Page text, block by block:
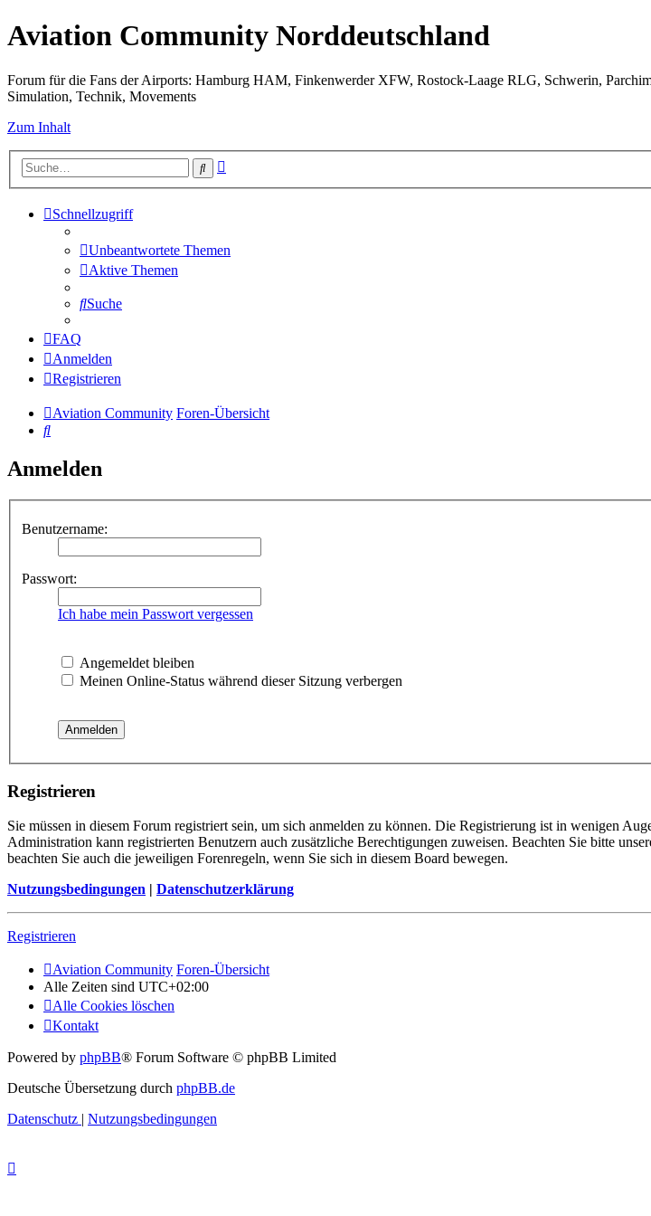
Aviation Community Norddeutschland
Forum für die Fans der Airports: Hamburg HAM, Finkenwerder XFW, Rostock-Laage RLG, Schwerin,
Simulation, Technik, Movements
Zum Inhalt
Suche
Schnellzugriff
Unbeantwortete Themen
Aktive Themen
Suche
FAQ
Anmelden
Registrieren
Aviation Community Foren-Übersicht
Suche
Anmelden
Benutzername:
Passwort:
Ich habe mein Passwort vergessen
Angemeldet bleiben
Meinen Online-Status während dieser Sitzung verbergen
Registrieren
Sie müssen in diesem Forum registriert sein, um sich anmelden zu können. Die Registrierung ist in wenigen
Administration kann registrierten Benutzern auch zusätzliche Berechtigungen zuweisen. Beachten Sie bitte
beachten Sie auch die jeweiligen Forenregeln, wenn Sie sich in diesem Board bewegen.
Nutzungsbedingungen | Datenschutzerklärung
Registrieren
Aviation Community Foren-Übersicht
Alle Zeiten sind UTC+02:00
Alle Cookies löschen
Kontakt
Powered by phpBB® Forum Software © phpBB Limited
Deutsche Übersetzung durch phpBB.de
Datenschutz | Nutzungsbedingungen